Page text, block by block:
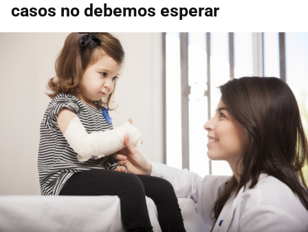
casos no debemos esperar